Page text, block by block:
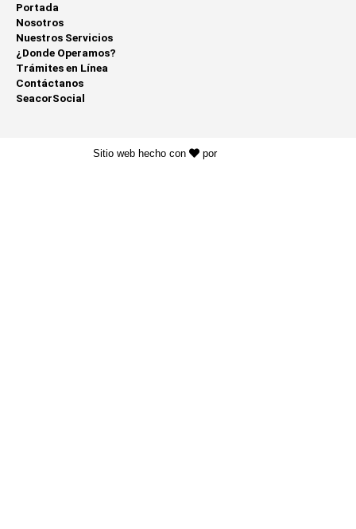
Portada
Nosotros
Nuestros Servicios
¿Donde Operamos?
Trámites en Línea
Contáctanos
SeacorSocial
Sitio web hecho con por